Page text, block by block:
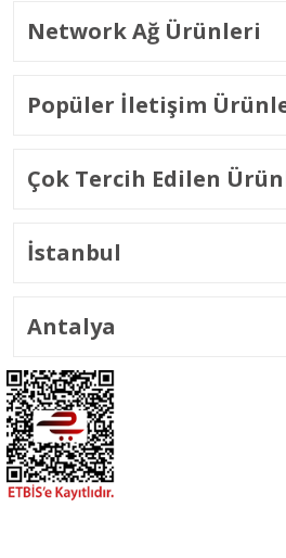
Network Ağ Ürünleri
Popüler İletişim
Çok Tercih Edilen
İstanbul
Antalya